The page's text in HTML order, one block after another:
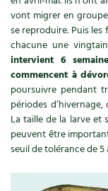
Autonomie
Enfants
Actions pour la
Les 4 saisons
Archives
Carnets de saison
vont migrer en
se reproduire. Puis
chacune une
intervient 6
commencent à
poursuivre pendant
périodes
La taille de la larve et
peuvent être
seuil de tolérance de